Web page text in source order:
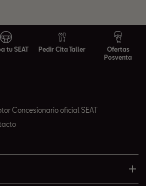
tu SEAT Pedir Cita Taller
Ofertas
Posventa
Concesionario oficial SEAT